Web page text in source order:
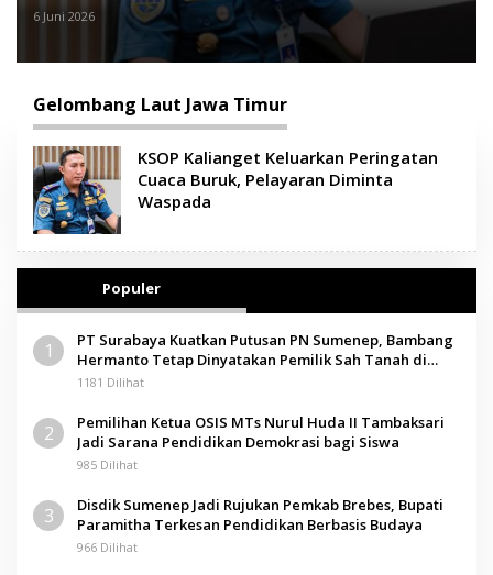
6 Juni 2026
Gelombang Laut Jawa Timur
KSOP Kalianget Keluarkan Peringatan
Cuaca Buruk, Pelayaran Diminta
Waspada
Populer
1
PT Surabaya Kuatkan Putusan PN Sumenep, Bambang
Hermanto Tetap Dinyatakan Pemilik Sah Tanah di
Pamolokan
1181 Dilihat
2
Pemilihan Ketua OSIS MTs Nurul Huda II Tambaksari
Jadi Sarana Pendidikan Demokrasi bagi Siswa
985 Dilihat
3
Disdik Sumenep Jadi Rujukan Pemkab Brebes, Bupati
Paramitha Terkesan Pendidikan Berbasis Budaya
966 Dilihat